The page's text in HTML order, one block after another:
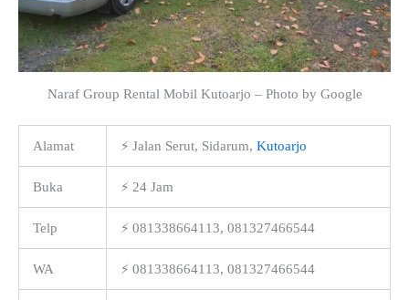
Naraf Group Rental Mobil Kutoarjo – Photo by Google
Alamat ⚡ Jalan Serut, Sidarum, Kutoarjo
Buka ⚡ 24 Jam
Telp ⚡ 081338664113, 081327466544
WA ⚡ 081338664113, 081327466544